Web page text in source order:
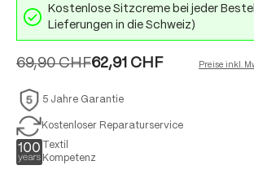
Kostenlose Sitzcreme bei jeder
Lieferungen in die Schweiz)
62,91 CHF
69,90 CHF Preise inkl.
5 Jahre Garantie
Kostenloser Reparaturservice
Textil
Kompetenz